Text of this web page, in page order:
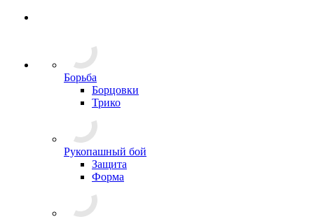
Борьба
Борцовки
Трико
Рукопашный бой
Защита
Форма